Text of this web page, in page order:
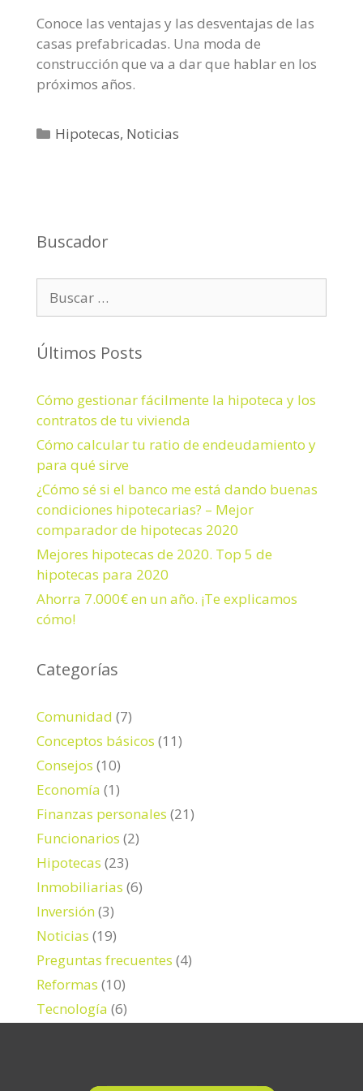
Conoce las ventajas y las desventajas de las
casas prefabricadas. Una moda de
construcción que va a dar que hablar en los
próximos años.
C
r
a
s
Hipotecas, Noticias
Buscador
c
:
Últimos Posts
Cómo gestionar fácilmente la hipoteca y los
contratos de tu vivienda
Cómo calcular tu ratio de endeudamiento y
para qué sirve
¿Cómo sé si el banco me está dando buenas
condiciones hipotecarias? – Mejor
comparador de hipotecas 2020
Mejores hipotecas de 2020. Top 5 de
hipotecas para 2020
Ahorra 7.000€ en un año. ¡Te explicamos
cómo!
Categorías
Comunidad (7)
Conceptos básicos (11)
Consejos (10)
Economía (1)
Finanzas personales (21)
Funcionarios (2)
Hipotecas (23)
Inmobiliarias (6)
Inversión (3)
Noticias (19)
Preguntas frecuentes (4)
Reformas (10)
Tecnología (6)